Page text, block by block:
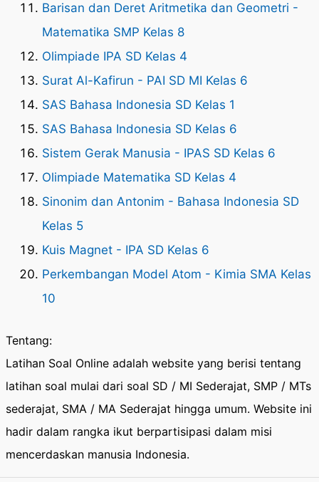
Barisan dan Deret Aritmetika dan Geometri -
Matematika SMP Kelas 8
Olimpiade IPA SD Kelas 4
Surat Al-Kafirun - PAI SD MI Kelas 6
SAS Bahasa Indonesia SD Kelas 1
SAS Bahasa Indonesia SD Kelas 6
Sistem Gerak Manusia - IPAS SD Kelas 6
Olimpiade Matematika SD Kelas 4
Sinonim dan Antonim - Bahasa Indonesia SD
Kelas 5
Kuis Magnet - IPA SD Kelas 6
Perkembangan Model Atom - Kimia SMA Kelas
10
Tentang:
Latihan Soal Online adalah website yang berisi tentang
latihan soal mulai dari soal SD / MI Sederajat, SMP / MTs
sederajat, SMA / MA Sederajat hingga umum. Website ini
hadir dalam rangka ikut berpartisipasi dalam misi
mencerdaskan manusia Indonesia.